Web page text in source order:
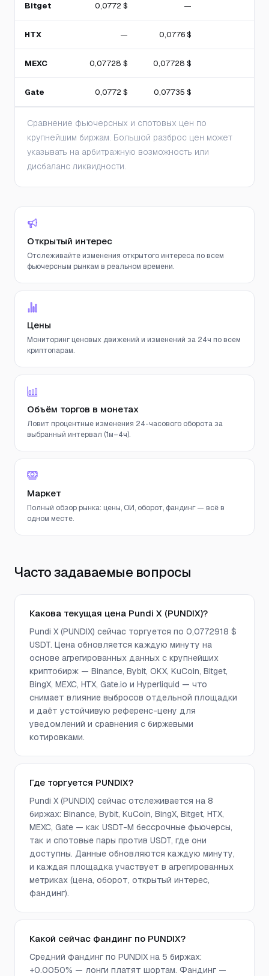
Bitget 0,0772 $ —
HTX — 0,0776 $
MEXC 0,07728 $ 0,07728 $
Gate 0,0772 $ 0,07735 $
Сравнение фьючерсных и спотовых цен по
крупнейшим биржам. Большой разброс цен может
указывать на арбитражную возможность или
дисбаланс ликвидности.
Открытый интерес
Отслеживайте изменения открытого интереса по всем
фьючерсным рынкам в реальном времени.
Цены
Мониторинг ценовых движений и изменений за 24ч по всем
криптопарам.
Объём торгов в монетах
Ловит процентные изменения 24-часового оборота за
выбранный интервал (1м–4ч).
Маркет
Полный обзор рынка: цены, ОИ, оборот, фандинг — всё в
одном месте.
Часто задаваемые вопросы
Какова текущая цена Pundi X (PUNDIX)?
Pundi X (PUNDIX) сейчас торгуется по 0,0772918 $
USDT. Цена обновляется каждую минуту на
основе агрегированных данных с крупнейших
криптобирж — Binance, Bybit, OKX, KuCoin, Bitget,
BingX, MEXC, HTX, Gate.io и Hyperliquid — что
снимает влияние выбросов отдельной площадки
и даёт устойчивую референс-цену для
уведомлений и сравнения с биржевыми
котировками.
Где торгуется PUNDIX?
Pundi X (PUNDIX) сейчас отслеживается на 8
биржах: Binance, Bybit, KuCoin, BingX, Bitget, HTX,
MEXC, Gate — как USDT-M бессрочные фьючерсы,
так и спотовые пары против USDT, где они
доступны. Данные обновляются каждую минуту,
и каждая площадка участвует в агрегированных
метриках (цена, оборот, открытый интерес,
фандинг).
Какой сейчас фандинг по PUNDIX?
Средний фандинг по PUNDIX на 5 биржах:
+0.0050% — лонги платят шортам. Фандинг —